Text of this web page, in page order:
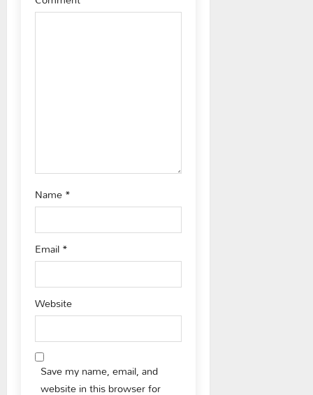
Name*
Email*
Website
Save my name, email, and
website in this browser for